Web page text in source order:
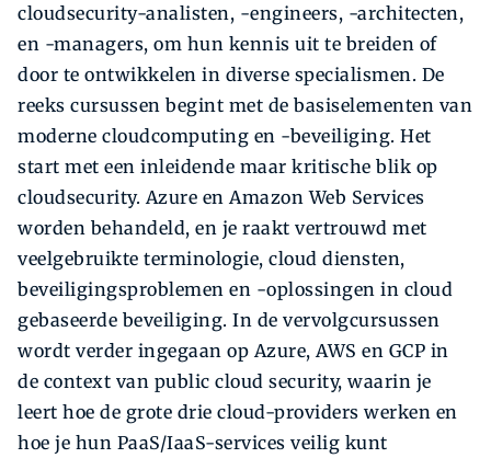
cloudsecurity-analisten, -engineers, -architecten,
en -managers, om hun kennis uit te breiden of
door te ontwikkelen in diverse specialismen. De
reeks cursussen begint met de basiselementen van
moderne cloudcomputing en -beveiliging. Het
start met een inleidende maar kritische blik op
cloudsecurity. Azure en Amazon Web Services
worden behandeld, en je raakt vertrouwd met
veelgebruikte terminologie, cloud diensten,
beveiligingsproblemen en -oplossingen in cloud
gebaseerde beveiliging. In de vervolgcursussen
wordt verder ingegaan op Azure, AWS en GCP in
de context van public cloud security, waarin je
leert hoe de grote drie cloud-providers werken en
hoe je hun PaaS/IaaS-services veilig kunt